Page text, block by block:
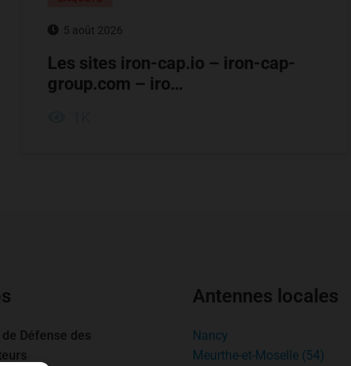
5 août 2026
Les sites iron-cap.io – iron-cap-
group.com – iro…
Défense des
Antennes locales
Nancy
Meurthe-et-Moselle (54)